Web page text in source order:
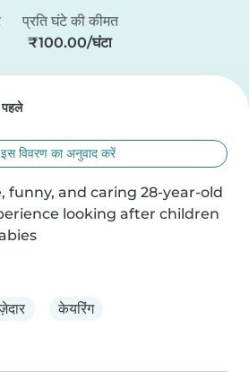
प्रति घंटे की कीमत
₹100.00/घंटा
पहले
इस विवरण का अनुवाद करें
funny, and caring 28-year-old
looking after children
केयरिंग